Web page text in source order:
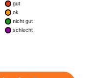
gut
ok
nicht gut
schlecht